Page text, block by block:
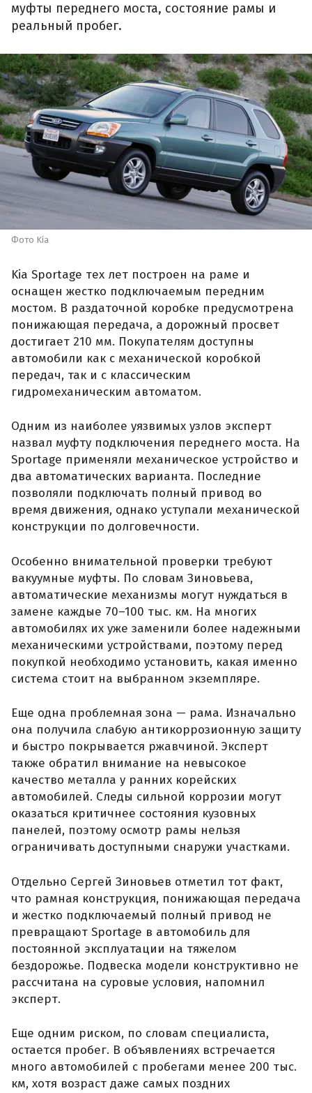
муфты переднего моста, состояние рамы и
реальный пробег.
Фото Kia
Kia Sportage тех лет построен на раме и
оснащен жестко подключаемым передним
мостом. В раздаточной коробке предусмотрена
понижающая передача, а дорожный просвет
достигает 210 мм. Покупателям доступны
автомобили как с механической коробкой
передач, так и с классическим
гидромеханическим автоматом.
Одним из наиболее уязвимых узлов эксперт
назвал муфту подключения переднего моста. На
Sportage применяли механическое устройство и
два автоматических варианта. Последние
позволяли подключать полный привод во
время движения, однако уступали механической
конструкции по долговечности.
Особенно внимательной проверки требуют
вакуумные муфты. По словам Зиновьева,
автоматические механизмы могут нуждаться в
замене каждые 70–100 тыс. км. На многих
автомобилях их уже заменили более надежными
механическими устройствами, поэтому перед
покупкой необходимо установить, какая именно
система стоит на выбранном экземпляре.
Еще одна проблемная зона — рама. Изначально
она получила слабую антикоррозионную защиту
и быстро покрывается ржавчиной. Эксперт
также обратил внимание на невысокое
качество металла у ранних корейских
автомобилей. Следы сильной коррозии могут
оказаться критичнее состояния кузовных
панелей, поэтому осмотр рамы нельзя
ограничивать доступными снаружи участками.
Отдельно Сергей Зиновьев отметил тот факт,
что рамная конструкция, понижающая передача
и жестко подключаемый полный привод не
превращают Sportage в автомобиль для
постоянной эксплуатации на тяжелом
бездорожье. Подвеска модели конструктивно не
рассчитана на суровые условия, напомнил
эксперт.
Еще одним риском, по словам специалиста,
остается пробег. В объявлениях встречается
много автомобилей с пробегами менее 200 тыс.
км, хотя возраст даже самых поздних